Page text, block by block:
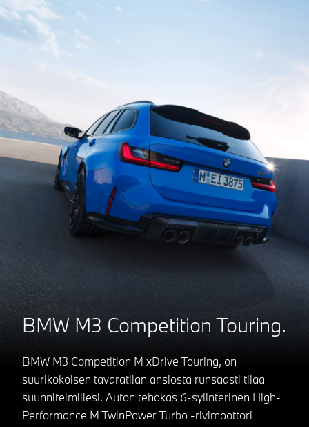
BMW M3 Competition Touring.
BMW M3 Competition M xDrive Touring, on
suurikokoisen tavaratilan ansiosta runsaasti tilaa
suunnitelmillesi. Auton tehokas 6-sylinterinen High-
Performance M TwinPower Turbo -rivimoottori